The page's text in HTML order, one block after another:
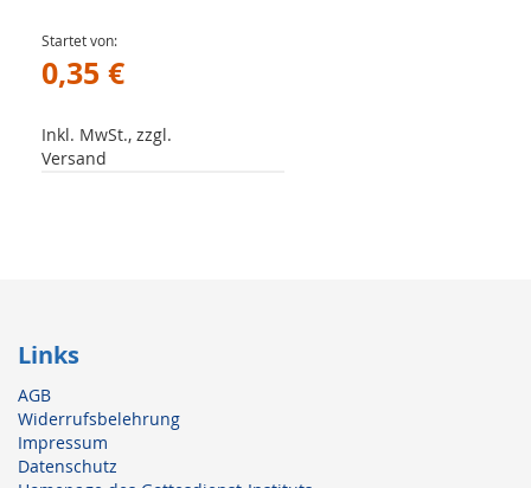
Startet von
0,35 €
Inkl. MwSt., zzgl.
Versand
Links
AGB
Widerrufsbelehrung
Impressum
Datenschutz